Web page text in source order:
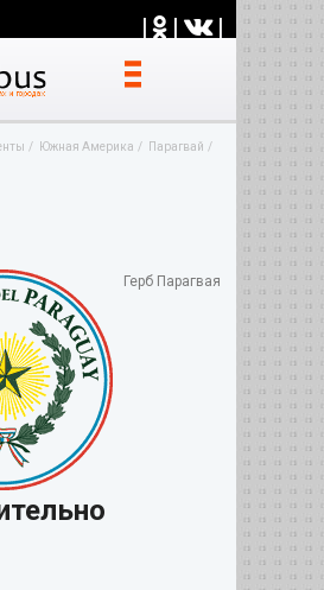
| | |
Южная Америка
Парагвай
Герб Парагвая